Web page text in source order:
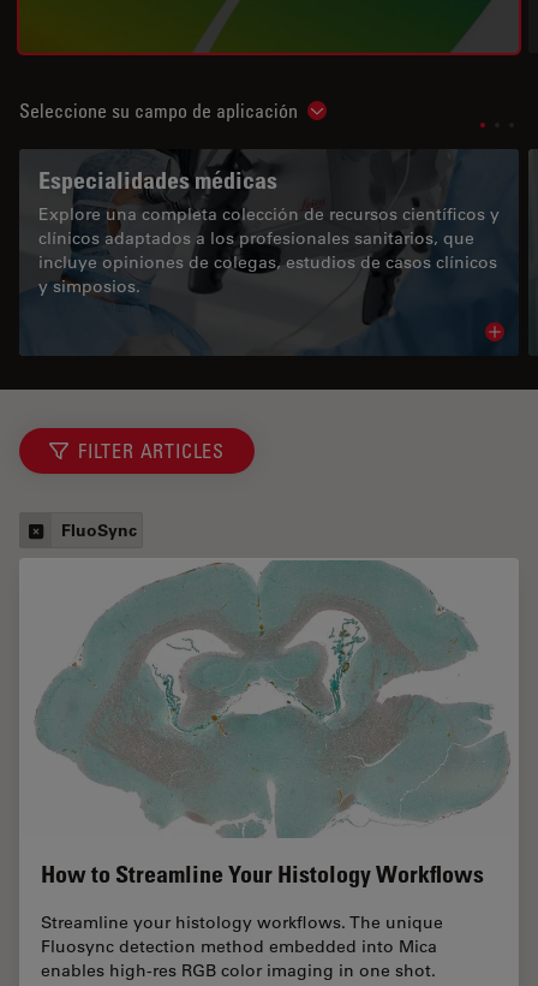
Seleccione su campo de aplicación Show subnavigation
Especialidades médicas
Explore una completa colección de recursos científicos y
clínicos adaptados a los profesionales sanitarios, que
incluye opiniones de colegas, estudios de casos clínicos
y simposios.
FILTER ARTICLES
FluoSync
How to Streamline Your Histology Workflows
Streamline your histology workflows. The unique
Fluosync detection method embedded into Mica
enables high-res RGB color imaging in one shot.